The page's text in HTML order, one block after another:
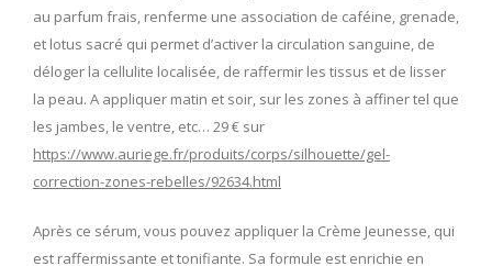
au parfum frais, renferme une association de caféine, grenade,
et lotus sacré qui permet d’activer la circulation sanguine, de
déloger la cellulite localisée, de raffermir les tissus et de lisser
la peau. A appliquer matin et soir, sur les zones à affiner tel que
les jambes, le ventre, etc… 29 € sur
https://www.auriege.fr/produits/corps/silhouette/gel-
correction-zones-rebelles/92634.html
Après ce sérum, vous pouvez appliquer la Crème Jeunesse, qui
est raffermissante et tonifiante. Sa formule est enrichie en